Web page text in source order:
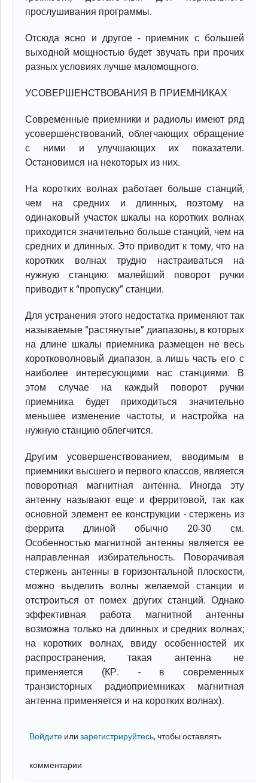
прослушивания программы.
Отсюда ясно и другое - приемник с большей
выходной мощностью будет звучать при прочих
разных условиях лучше маломощного.
УСОВЕРШЕНСТВОВАНИЯ В ПРИЕМНИКАХ
Современные приемники и радиолы имеют ряд
усовершенствований, облегчающих обращение
с ними и улучшающих их показатели.
Остановимся на некоторых из них.
На коротких волнах работает больше станций,
чем на средних и длинных, поэтому на
одинаковый участок шкалы на коротких волнах
приходится значительно больше станций, чем на
средних и длинных. Это приводит к тому, что на
коротких волнах трудно настраиваться на
нужную станцию: малейший поворот ручки
приводит к “пропуску” станции.
Для устранения этого недостатка применяют так
называемые “растянутые” диапазоны, в которых
на длине шкалы приемника размещен не весь
коротковолновый диапазон, а лишь часть его с
наиболее интересующими нас станциями. В
этом случае на каждый поворот ручки
приемника будет приходиться значительно
меньшее изменение частоты, и настройка на
нужную станцию облегчится.
Другим усовершенствованием, вводимым в
приемники высшего и первого классов, является
поворотная магнитная антенна. Иногда эту
антенну называют еще и ферритовой, так как
основной элемент ее конструкции - стержень из
феррита длиной обычно 20-30 см.
Особенностью магнитной антенны является ее
направленная избирательность. Поворачивая
стержень антенны в горизонтальной плоскости,
можно выделить волны желаемой станции и
отстроиться от помех других станций. Однако
эффективная работа магнитной антенны
возможна только на длинных и средних волнах;
на коротких волнах, ввиду особенностей их
распространения, такая антенна не
применяется (КР. - в современных
транзисторных радиоприемниках магнитная
антенна применяется и на коротких волнах).
Войдите илизарегистрируйтесь, чтобы оставлять
комментарии